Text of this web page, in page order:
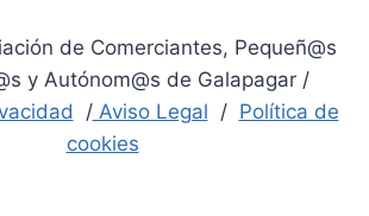
de Comerciantes, Pequeñ@s
y Autónom@s de Galapagar /
/Aviso Legal / Política de
cookies